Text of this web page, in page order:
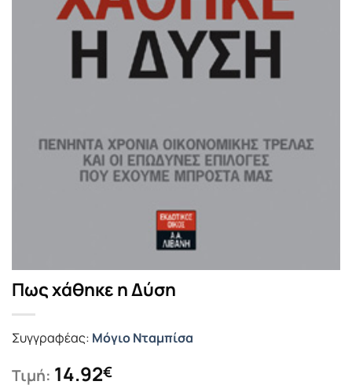
Πως χάθηκε η Δύση
Συγγραφέας: Μόγιο Νταμπίσα
Τιμή: 14.92€